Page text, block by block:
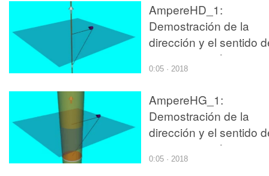
AmpereHD_1:
Demostración de la
dirección y el sentido
campo magnético
por un hilo conductor
circula una corriente
0:05 · 2018
AmpereHG_1:
Demostración de la
dirección y el sentido
campo magnético
por un conductor
0:05 · 2018